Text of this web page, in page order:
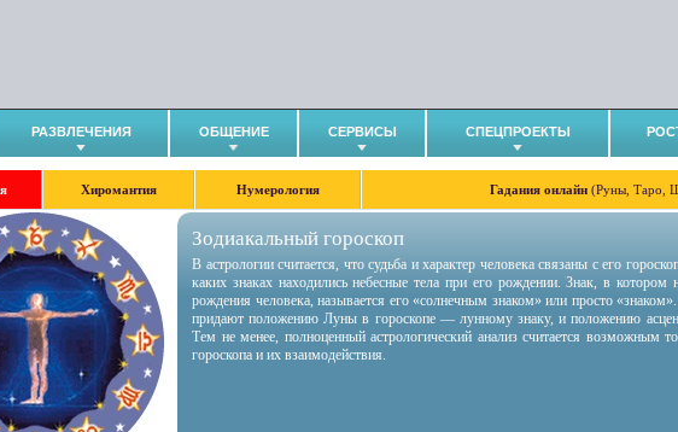
РАЗВЛЕЧЕНИЯ ОБЩЕНИЕ СЕРВИСЫ СПЕЦПРОЕКТЫ
Хиромантия Нумерология Гадания онлайн (Руны, Таро,
Зодиакальный гороскоп
В астрологии считается, что судьба и характер человека связаны с его
каких знаках находились небесные тела при его рождении. Знак, в
рождения человека, называется его «солнечным знаком» или просто
придают положению Луны в гороскопе — лунному знаку, и положению
Тем не менее, полноценный астрологический анализ считается возможным
гороскопа и их взаимодействия.